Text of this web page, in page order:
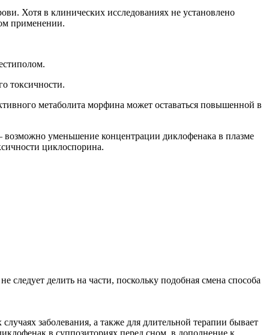
Хотя в клинических исследованиях не установлено
применении.
токсичности.
метаболита морфина может оставаться повышенной в
уменьшение концентрации диклофенака в плазме
циклоспорина.
делить на части, поскольку подобная смена способа
заболевания, а также для длительной терапии бывает
в суппозиториях перед сном, в дополнение к